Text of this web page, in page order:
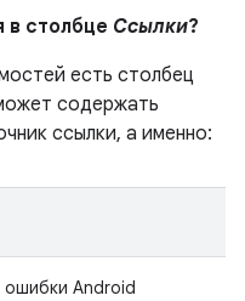
в столбце Ссылки?
есть столбец
содержать
ссылки, а именно:
Android